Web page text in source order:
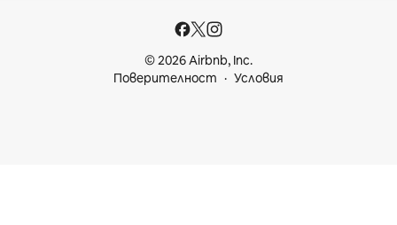
© 2026 Airbnb, Inc.
Поверителност
Условия